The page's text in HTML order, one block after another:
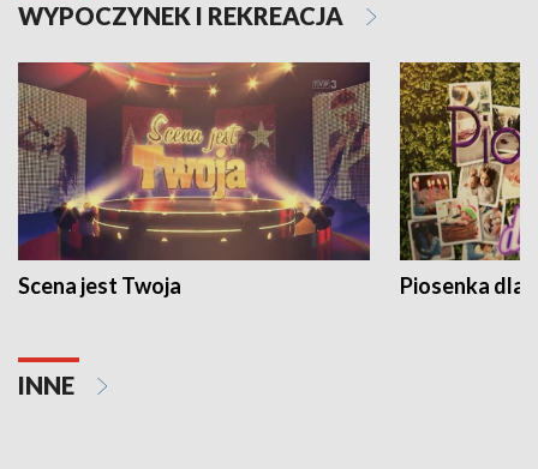
WYPOCZYNEK I REKREACJA
Scena jest Twoja Piosenka dla
INNE